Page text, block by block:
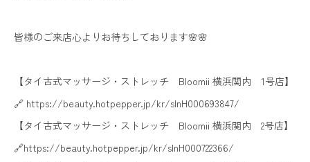
皆様のご来店心よりお待ちしております🌸🌸
【タイ古式マッサージ・ストレッチ Bloomii 横浜関内 1号店】
🔗 https://beauty.hotpepper.jp/kr/slnH000693847/
【タイ古式マッサージ・ストレッチ Bloomii 横浜関内 2号店】
🔗https://beauty.hotpepper.jp/kr/slnH000722366/